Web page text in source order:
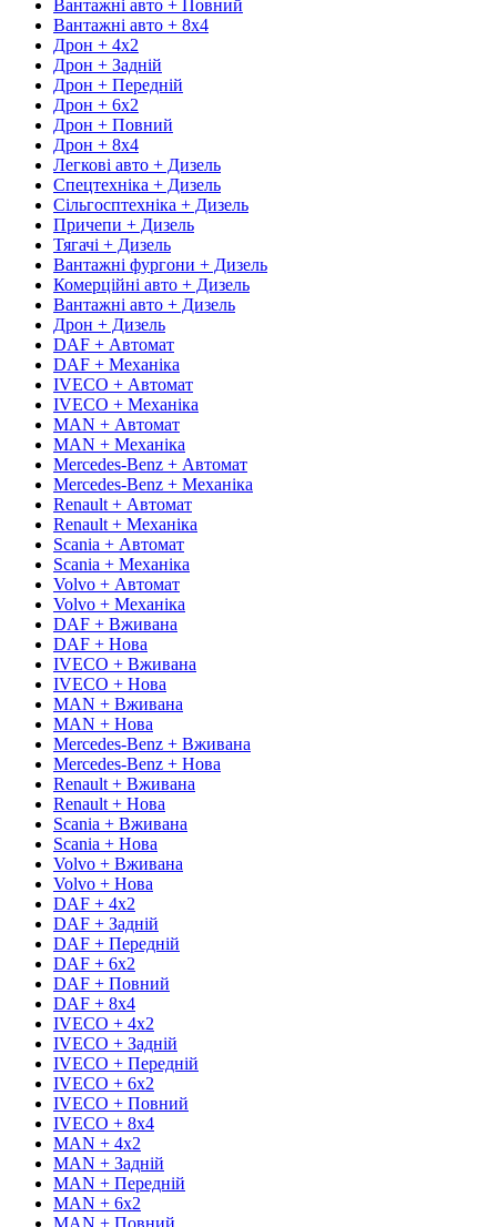
Вантажні авто + Повний
Вантажні авто + 8х4
Дрон + 4х2
Дрон + Задній
Дрон + Передній
Дрон + 6х2
Дрон + Повний
Дрон + 8х4
Легкові авто + Дизель
Спецтехніка + Дизель
Сільгосптехніка + Дизель
Причепи + Дизель
Тягачі + Дизель
Вантажні фургони + Дизель
Комерційні авто + Дизель
Вантажні авто + Дизель
Дрон + Дизель
DAF + Автомат
DAF + Механіка
IVECO + Автомат
IVECO + Механіка
MAN + Автомат
MAN + Механіка
Mercedes-Benz + Автомат
Mercedes-Benz + Механіка
Renault + Автомат
Renault + Механіка
Scania + Автомат
Scania + Механіка
Volvo + Автомат
Volvo + Механіка
DAF + Вживана
DAF + Нова
IVECO + Вживана
IVECO + Нова
MAN + Вживана
MAN + Нова
Mercedes-Benz + Вживана
Mercedes-Benz + Нова
Renault + Вживана
Renault + Нова
Scania + Вживана
Scania + Нова
Volvo + Вживана
Volvo + Нова
DAF + 4х2
DAF + Задній
DAF + Передній
DAF + 6х2
DAF + Повний
DAF + 8х4
IVECO + 4х2
IVECO + Задній
IVECO + Передній
IVECO + 6х2
IVECO + Повний
IVECO + 8х4
MAN + 4х2
MAN + Задній
MAN + Передній
MAN + 6х2
MAN + Повний